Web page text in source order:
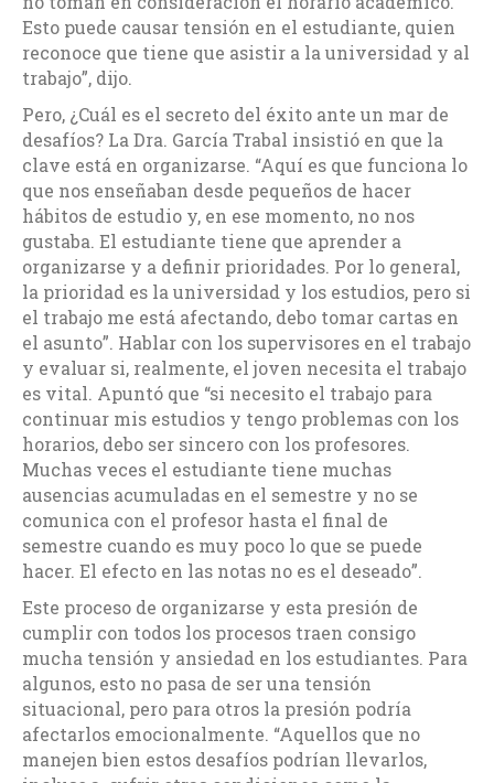
Esto puede causar tensión en el estudiante, quien
reconoce que tiene que asistir a la universidad y al
trabajo”, dijo.
Pero, ¿Cuál es el secreto del éxito ante un mar de
desafíos? La Dra. García Trabal insistió en que la
clave está en organizarse. “Aquí es que funciona lo
que nos enseñaban desde pequeños de hacer
hábitos de estudio y, en ese momento, no nos
gustaba. El estudiante tiene que aprender a
organizarse y a definir prioridades. Por lo general,
la prioridad es la universidad y los estudios, pero si
el trabajo me está afectando, debo tomar cartas en
el asunto”. Hablar con los supervisores en el trabajo
y evaluar si, realmente, el joven necesita el trabajo
es vital. Apuntó que “si necesito el trabajo para
continuar mis estudios y tengo problemas con los
horarios, debo ser sincero con los profesores.
Muchas veces el estudiante tiene muchas
ausencias acumuladas en el semestre y no se
comunica con el profesor hasta el final de
semestre cuando es muy poco lo que se puede
hacer. El efecto en las notas no es el deseado”.
Este proceso de organizarse y esta presión de
cumplir con todos los procesos traen consigo
mucha tensión y ansiedad en los estudiantes. Para
algunos, esto no pasa de ser una tensión
situacional, pero para otros la presión podría
afectarlos emocionalmente. “Aquellos que no
manejen bien estos desafíos podrían llevarlos,